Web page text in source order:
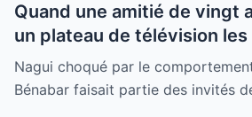
Quand une amitié de vingt
un plateau de télévision
parfois sans prévenir.
littéralement scotché par
Nagui choqué par le
Bénabar faisait partie des invités